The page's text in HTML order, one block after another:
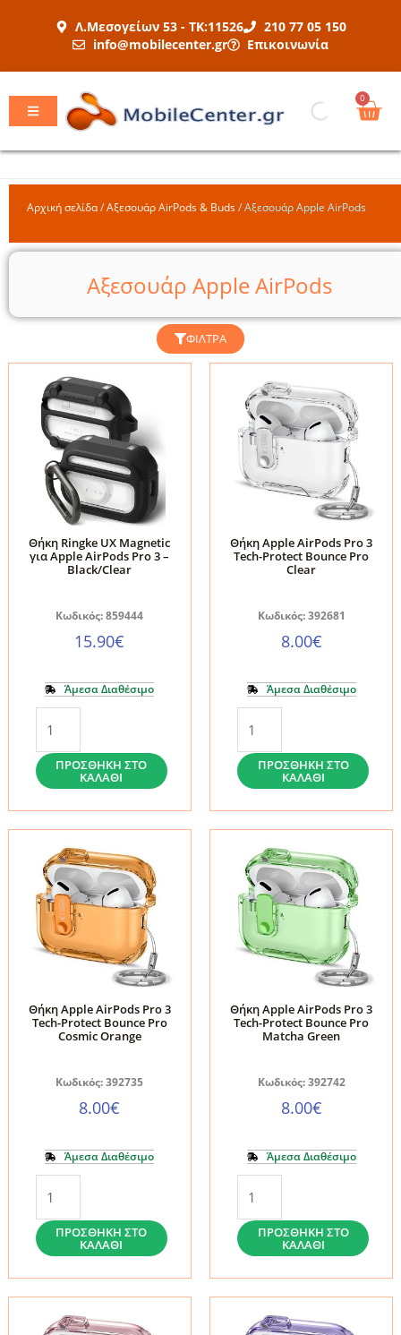
Λ.Μεσογείων 53 - ΤΚ:11526
210 77 05 150
info@mobilecenter.gr
Επικοινωνία
0
Αρχική σελίδα/Αξεσουάρ AirPods & Buds/Αξεσουάρ Apple AirPods
Αξεσουάρ Apple AirPods
ΦΊΛΤΡΑ
Θήκη Ringke UX Magnetic
για Apple AirPods Pro 3 –
Black/Clear
Κωδικός: 859444
15.90€
Άμεσα Διαθέσιμο
UX
Magnetic
για
Apple
AirPods
Pro
3
–
Black/Clear
ΠΡΟΣΘΉΚΗ ΣΤΟ
ΚΑΛΆΘΙ
Θήκη Apple AirPods Pro 3
Tech-Protect Bounce Pro
Clear
Κωδικός: 392681
8.00€
Άμεσα Διαθέσιμο
AirPods
Pro
3
Tech-
Protect
Bounce
Pro
Clear
ποσότητα
ΠΡΟΣΘΉΚΗ ΣΤΟ
ΚΑΛΆΘΙ
Θήκη Apple AirPods Pro 3
Tech-Protect Bounce Pro
Cosmic Orange
Κωδικός: 392735
8.00€
Άμεσα Διαθέσιμο
Apple
AirPods
Pro
3
Tech-
Protect
ΠΡΟΣΘΉΚΗ ΣΤΟ
ΚΑΛΆΘΙ
Θήκη Apple AirPods Pro 3
Tech-Protect Bounce Pro
Matcha Green
Κωδικός: 392742
8.00€
Άμεσα Διαθέσιμο
Apple
AirPods
Pro
3
Tech-
Protect
ΠΡΟΣΘΉΚΗ ΣΤΟ
ΚΑΛΆΘΙ